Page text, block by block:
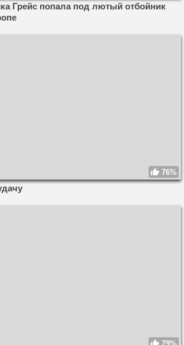
Грейс попала под лютый отбойник
76%
79%